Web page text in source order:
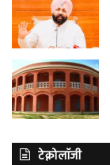
टेक्नोलॉजी